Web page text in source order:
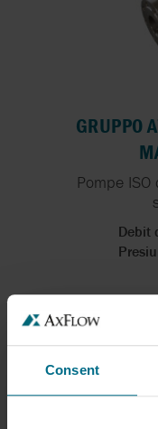
Consent
GRUPPO
Pompe
Debit